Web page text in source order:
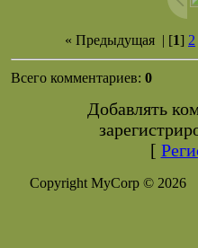
« Предыдущая | [1] 2
Всего комментариев: 0
Добавлять
[
Copyright MyCorp © 2026